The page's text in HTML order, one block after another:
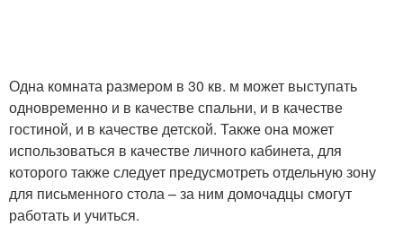
Одна комната размером в 30 кв. м может выступать
одновременно и в качестве спальни, и в качестве
гостиной, и в качестве детской. Также она может
использоваться в качестве личного кабинета, для
которого также следует предусмотреть отдельную зону
для письменного стола – за ним домочадцы смогут
работать и учиться.